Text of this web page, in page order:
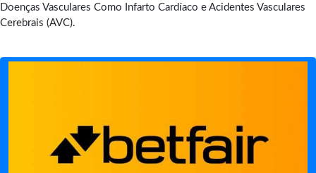
Doenças Vasculares Como Infarto Cardíaco e Acidentes Vasculares
Cerebrais (AVC).